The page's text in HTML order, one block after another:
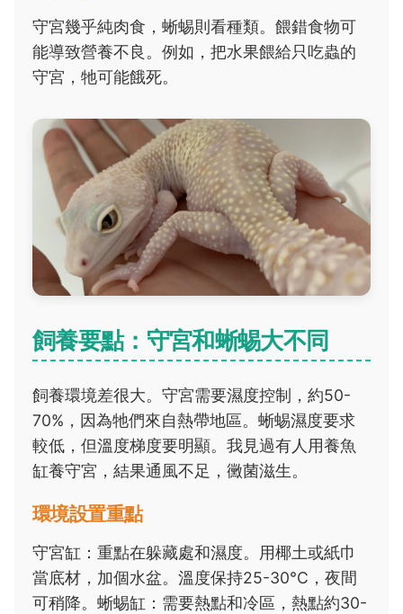
守宮幾乎純肉食，蜥蜴則看種類。餵錯食物可
能導致營養不良。例如，把水果餵給只吃蟲的
守宮，牠可能餓死。
飼養要點：守宮和蜥蜴大不同
飼養環境差很大。守宮需要濕度控制，約50-
70%，因為牠們來自熱帶地區。蜥蜴濕度要求
較低，但溫度梯度要明顯。我見過有人用養魚
缸養守宮，結果通風不足，黴菌滋生。
環境設置重點
守宮缸：重點在躲藏處和濕度。用椰土或紙巾
當底材，加個水盆。溫度保持25-30°C，夜間
可稍降。蜥蜴缸：需要熱點和冷區，熱點約30-